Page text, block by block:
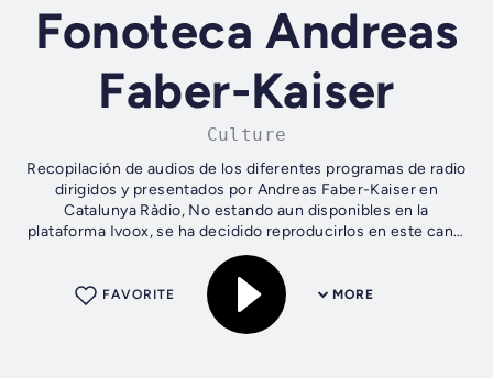
Fonoteca Andreas
Faber-Kaiser
Culture
Recopilación de audios de los diferentes programas de radio
dirigidos y presentados por Andreas Faber-Kaiser en
Catalunya Ràdio, No estando aun disponibles en la
plataforma Ivoox, se ha decidido reproducirlos en este canal
por el evidente interés de...
MORE
FAVORITE